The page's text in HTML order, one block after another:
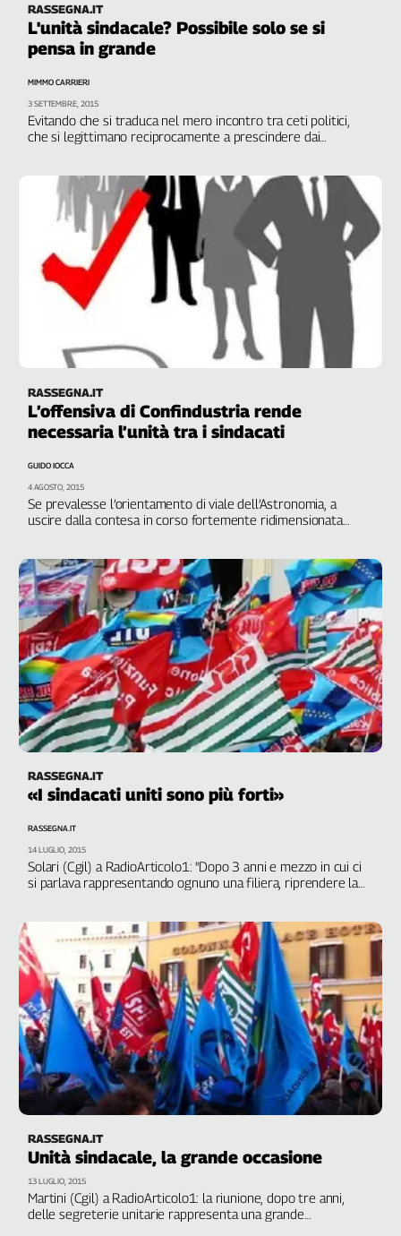
RASSEGNA.IT
L'unità sindacale? Possibile solo se si
pensa in grande
Evitando che si traduca nel mero incontro tra ceti politici,
che si legittimano reciprocamente a prescindere dai
MIMMO CARRIERI
3 SETTEMBRE, 2015
RASSEGNA.IT
L’offensiva di Confindustria rende
necessaria l’unità tra i sindacati
Se prevalesse l’orientamento di viale dell’Astronomia, a
uscire dalla contesa in corso fortemente ridimensionata
IOCCA
GUIDO IOCCA
4 AGOSTO, 2015
RASSEGNA.IT
«I sindacati uniti sono più forti»
Solari (Cgil) a RadioArticolo1: "Dopo 3 anni e mezzo in cui ci
si parlava rappresentando ognuno una filiera, riprendere la
RASSEGNA.IT
14 LUGLIO, 2015
RASSEGNA.IT
Unità sindacale, la grande occasione
Martini (Cgil) a RadioArticolo1: la riunione, dopo tre anni,
delle segreterie unitarie rappresenta una grande
13 LUGLIO, 2015